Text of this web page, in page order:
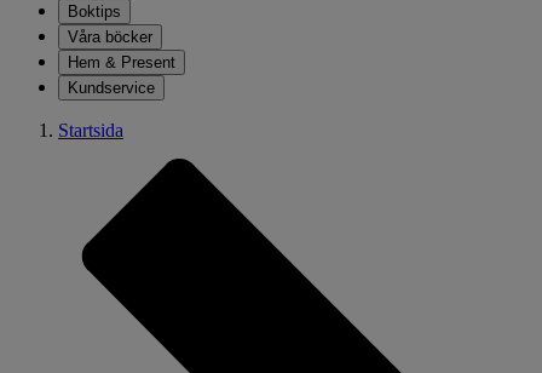
Boktips
Våra böcker
Hem & Present
Kundservice
Startsida